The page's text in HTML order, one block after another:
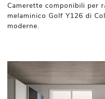
Camerette componibili per
melaminico Golf Y126 di
moderne.